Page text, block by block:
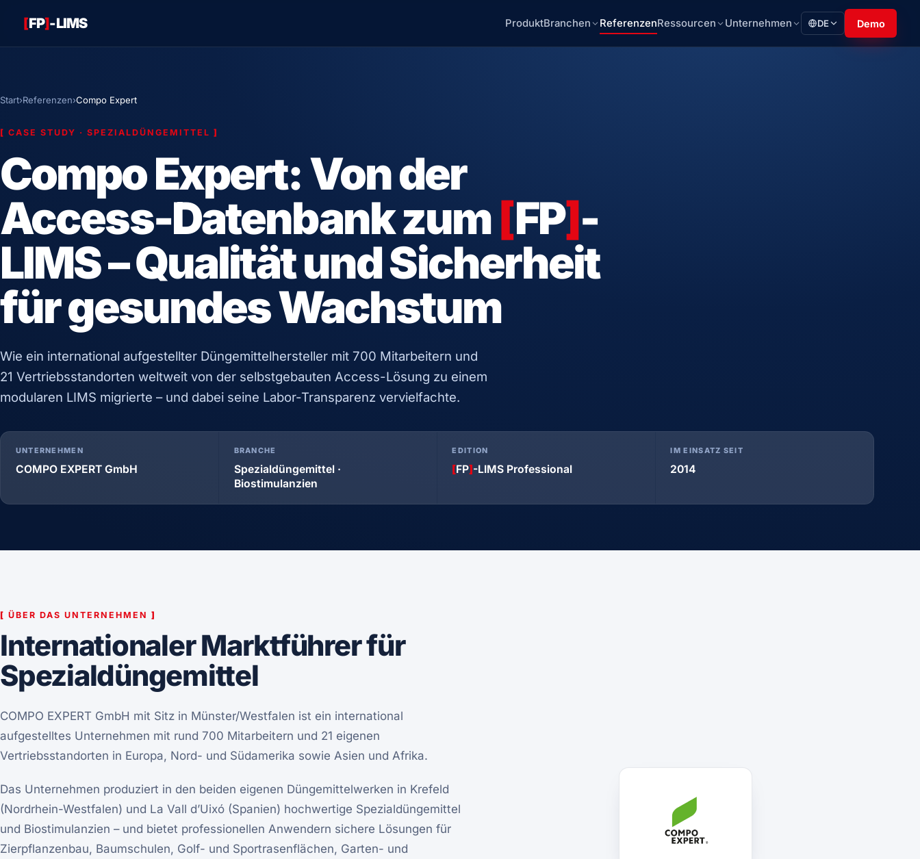
[FP]-LIMS ProduktBranchen ReferenzenRessourcen Unternehmen DE Demo
Start›Referenzen›Compo Expert
[ CASE STUDY · SPEZIALDÜNGEMITTEL ]
Compo Expert: Von der
Access-Datenbank zum[FP]-
LIMS – Qualität und Sicherheit
für gesundes Wachstum
Wie ein international aufgestellter Düngemittelhersteller mit 700 Mitarbeitern und
21 Vertriebsstandorten weltweit von der selbstgebauten Access-Lösung zu einem
modularen LIMS migrierte – und dabei seine Labor-Transparenz vervielfachte.
UNTERNEHMEN
COMPO EXPERT GmbH
BRANCHE
Spezialdüngemittel ·
Biostimulanzien
EDITION
[FP]-LIMS Professional
IM EINSATZ SEIT
2014
[ ÜBER DAS UNTERNEHMEN ]
Internationaler Marktführer für
Spezialdüngemittel
COMPO EXPERT GmbH mit Sitz in Münster/Westfalen ist ein international
aufgestelltes Unternehmen mit rund 700 Mitarbeitern und 21 eigenen
Vertriebsstandorten in Europa, Nord- und Südamerika sowie Asien und Afrika.
Das Unternehmen produziert in den beiden eigenen Düngemittelwerken in Krefeld
(Nordrhein-Westfalen) und La Vall d’Uixó (Spanien) hochwertige Spezialdüngemittel
und Biostimulanzien – und bietet professionellen Anwendern sichere Lösungen für
Zierpflanzenbau, Baumschulen, Golf- und Sportrasenflächen, Garten- und